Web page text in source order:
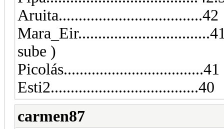
Aruita....................................42
sube )
Picolás...................................41
Esti2.....................................40
carmen87